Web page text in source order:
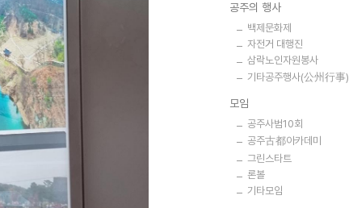
공주의 행사
백제문화제
자전거 대행진
삼락노인자원봉사
기타공주행사(公州行事)
모임
공주사범10회
공주古都아카데미
그린스타트
론볼
기타모임